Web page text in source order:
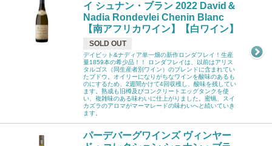
イ シュナン・ブラン 2022 David＆
Nadia Rondevlei Chenin Blanc
【南アフリカワイン】【白ワイン】
SOLD OUT
デイビット&ナディア単一畑の新作ロンダフレイ！生産
量1859本の希少品！！ ロンダフレイは、以前はアリス
タルゴス（同生産者別ワイン）のブレンドに含まれてい
たブドウ。オイリーになりがちなワインを酸味のあるも
のにするため、2週間かけて4回収穫し、酸味を残してい
ます。熟成も旧樽及びコンクリートエッグタンクを使
い、複雑味のある味わいに仕上がりました。蜜蝋、スイ
カズラのアロマがマーマレードの味わいへと続いていき
ます。
パーデバーグワインズ ヴィンヤー